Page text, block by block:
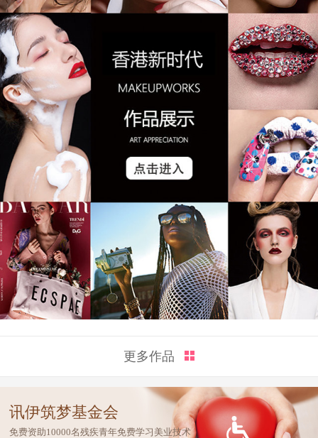
更多作品
讯伊筑梦基金会
免费资助10000名残疾青年免费学习美业技术